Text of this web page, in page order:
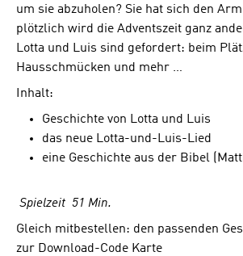
um sie abzuholen? Sie hat sich den
plötzlich wird die Adventszeit ganz
Lotta und Luis sind gefordert: beim
Hausschmücken und mehr …
Inhalt:
Geschichte von Lotta und Luis
das neue Lotta-und-Luis-Lied
eine Geschichte aus der Bibel
Spielzeit 51 Min.
Gleich mitbestellen: den passenden
zur Download-Code Karte